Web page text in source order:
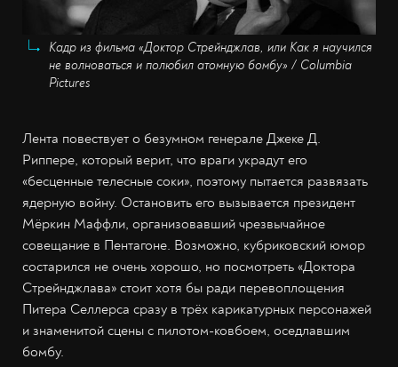
Кадр из фильма «Доктор Стрейнджлав, или Как я научился
не волноваться и полюбил атомную бомбу» / Columbia
Pictures
Лента повествует о безумном генерале Джеке Д.
Риппере, который верит, что враги украдут его
«бесценные телесные соки», поэтому пытается развязать
ядерную войну. Остановить его вызывается президент
Мёркин Маффли, организовавший чрезвычайное
совещание в Пентагоне. Возможно, кубриковский юмор
состарился не очень хорошо, но посмотреть «Доктора
Стрейнджлава» стоит хотя бы ради перевоплощения
Питера Селлерса сразу в трёх карикатурных персонажей
и знаменитой сцены с пилотом-ковбоем, оседлавшим
бомбу.